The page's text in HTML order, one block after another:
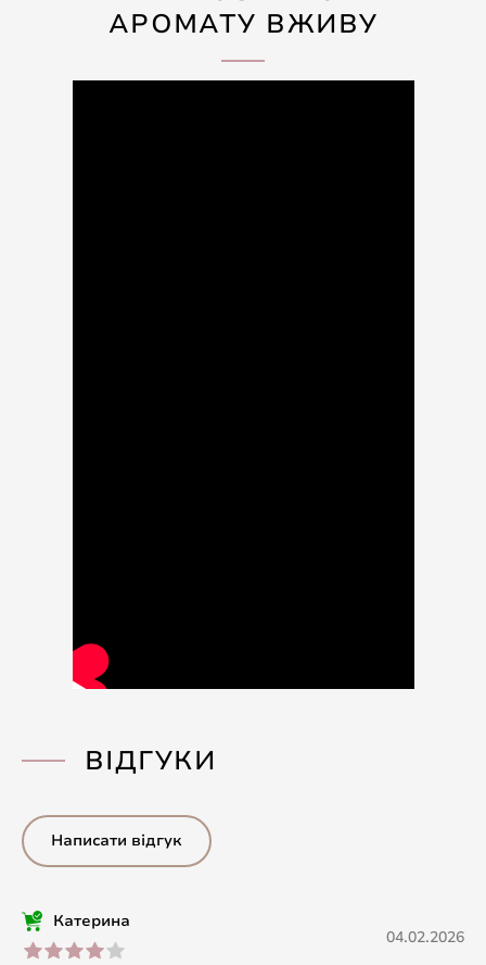
АРОМАТУ ВЖИВУ
ВІДГУКИ
Написати відгук
Катерина
04.02.2026